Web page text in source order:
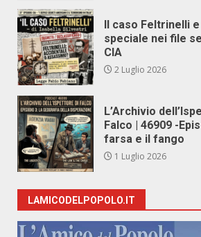
Il caso Feltrinelli
speciale nei file
CIA
2 Luglio 2026
L’Archivio
Falco | 46909 -
farsa e il fango
1 Luglio 2026
LAMICODELPOPOLO.IT